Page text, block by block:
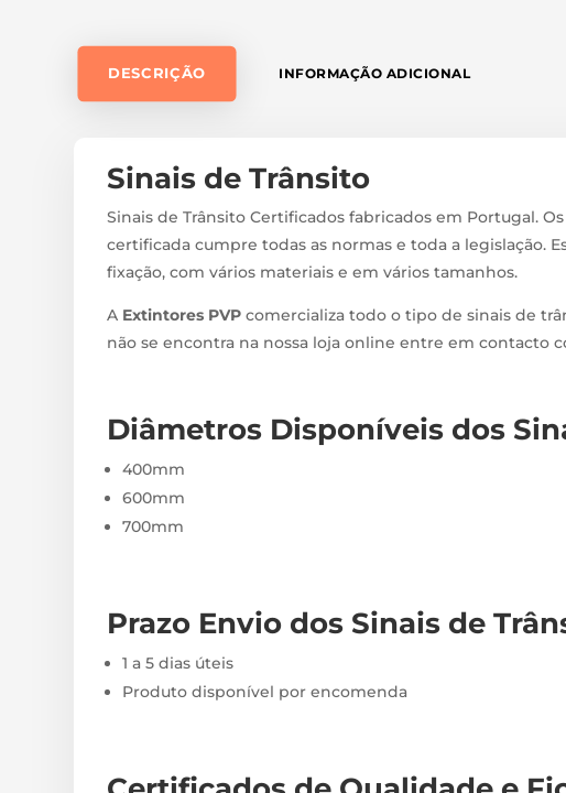
DESCRIÇÃO INFORMAÇÃO ADICIONAL
Sinais de Trânsito
Sinais de Trânsito Certificados fabricados em Portugal.
certificada cumpre todas as normas e toda a legislação.
fixação, com vários materiais e em vários tamanhos.
A Extintores PVP comercializa todo o tipo de sinais de
não se encontra na nossa loja online entre em contacto
Diâmetros Disponíveis dos
400mm
600mm
700mm
Prazo Envio dos Sinais de
1 a 5 dias úteis
Produto disponível por encomenda